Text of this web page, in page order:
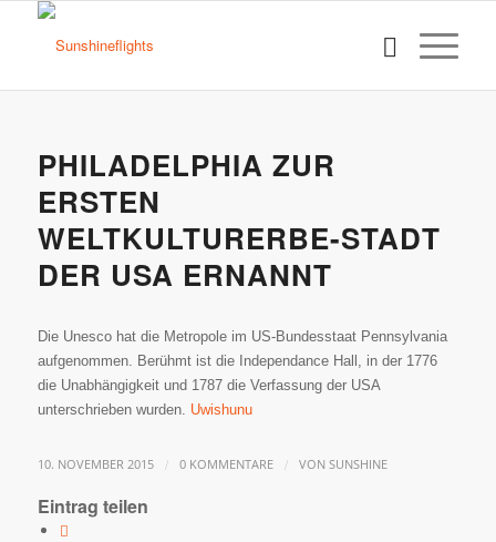
PHILADELPHIA ZUR
ERSTEN
WELTKULTURERBE-STADT
DER USA ERNANNT
Die Unesco hat die Metropole im US-Bundesstaat Pennsylvania
aufgenommen. Berühmt ist die Independance Hall, in der 1776
die Unabhängigkeit und 1787 die Verfassung der USA
unterschrieben wurden. Uwishunu
10. NOVEMBER 2015 / 0 KOMMENTARE / VON SUNSHINE
Eintrag teilen